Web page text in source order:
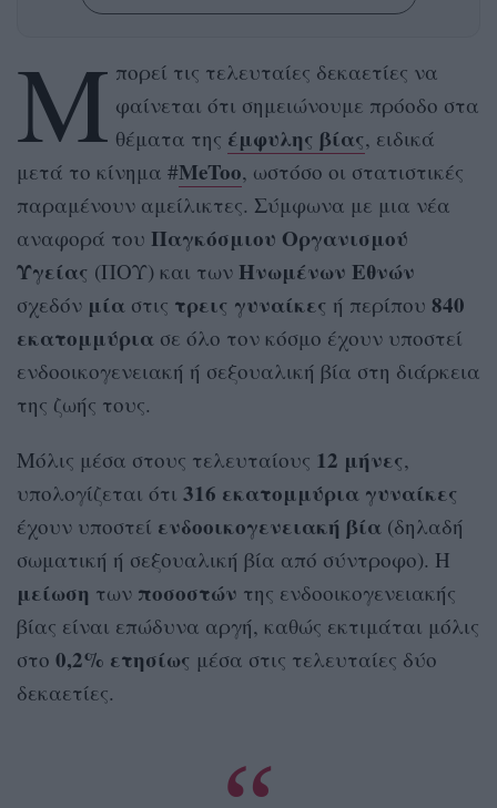
Μ πορεί τις τελευταίες δεκαετίες να
φαίνεται ότι σημειώνουμε πρόοδο στα
θέματα της έμφυλης βίας, ειδικά
μετά το κίνημα #MeToo, ωστόσο οι στατιστικές
παραμένουν αμείλικτες. Σύμφωνα με μια νέα
αναφορά του Παγκόσμιου Οργανισμού
Υγείας (ΠΟΥ) και των Ηνωμένων Εθνών
σχεδόν μία στις τρεις γυναίκες ή περίπου 840
εκατομμύρια σε όλο τον κόσμο έχουν υποστεί
ενδοοικογενειακή ή σεξουαλική βία στη διάρκεια
της ζωής τους.
Μόλις μέσα στους τελευταίους 12 μήνες,
υπολογίζεται ότι 316 εκατομμύρια γυναίκες
έχουν υποστεί ενδοοικογενειακή βία (δηλαδή
σωματική ή σεξουαλική βία από σύντροφο). Η
μείωση των ποσοστών της ενδοοικογενειακής
βίας είναι επώδυνα αργή, καθώς εκτιμάται μόλις
στο 0,2% ετησίως μέσα στις τελευταίες δύο
δεκαετίες.